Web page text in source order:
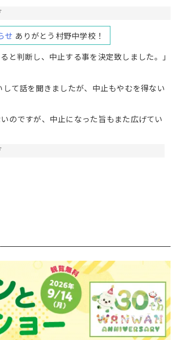
せ ありがとう村野中学校！
と判断し、中止する事を決定致しました。」
て話を聞きましたが、中止もやむを得ない
のですが、中止になった旨もまた広げてい